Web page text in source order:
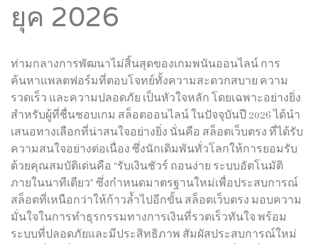
ยุค 2026
ท่ามกลางการพัฒนาไม่สิ้นสุดของเกมพนันออนไลน์ การ
ค้นหาแพลตฟอร์มที่ตอบโจทย์ทั้งความสะดวกสบาย ความ
รวดเร็ว และความปลอดภัย เป็นหัวใจหลัก โดยเฉพาะอย่างยิ่ง
สำหรับผู้ที่ชื่นชอบเกม สล็อตออนไลน์ ในปัจจุบันปี 2026 ได้นำ
เสนอทางเลือกที่น่าสนใจอย่างยิ่ง นั่นคือ สล็อตเว็บตรง ที่ได้รับ
ความสนใจอย่างต่อเนื่อง ซึ่งนักเดิมพันทั่วโลกให้การยอมรับ
ด้วยคุณสมบัติเด่นคือ “รับเงินชัวร์ ถอนง่าย ระบบอัตโนมัติ
ภายในนาทีเดียว” ซึ่งกำหนดมาตรฐานใหม่เพื่อประสบการณ์
สล็อตที่เหนือกว่าให้ก้าวล้ำไปอีกขั้น สล็อตเว็บตรง มอบความ
มั่นใจในการทำธุรกรรมทางการเงินที่รวดเร็วทันใจ พร้อม
ระบบที่ปลอดภัยและมีประสิทธิภาพ สัมผัสประสบการณ์ใหม่